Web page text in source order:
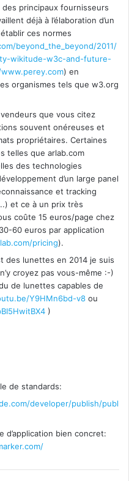
principaux fournisseurs
déjà à l’élaboration d’un
ces normes
beyond_the_beyond/2011/
wikitude-w3c-and-future-
) en
organismes tels que w3.org
que vous citez
souvent onéreuses et
propriétaires. Certaines
telles que arlab.com
des technologies
d’un large panel
et tracking
et ce à un prix très
coûte 15 euros/page chez
60 euros par application
pricing).
des lunettes en 2014 je suis
croyez pas vous-même :-)
de lunettes capables de
Y9HMn6bd-v8 ou
)
de standards:
developer/publish/publ
d’application bien concret: